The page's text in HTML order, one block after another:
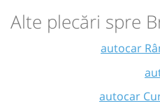
Alte plecări spre
autocar
autocar